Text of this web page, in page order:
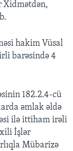
Xidmətdən,
hakim Vüsal
barəsində 4
182.2.4-cü
əmlak əldə
ilə ittiham irəli
İşlər
Mübarizə